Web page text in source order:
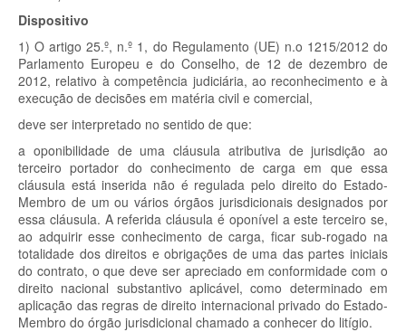
Dispositivo
1) O artigo 25.º, n.º 1, do Regulamento (UE) n.o 1215/2012 do
Parlamento Europeu e do Conselho, de 12 de dezembro de
2012, relativo à competência judiciária, ao reconhecimento e à
execução de decisões em matéria civil e comercial,
deve ser interpretado no sentido de que:
a oponibilidade de uma cláusula atributiva de jurisdição ao
terceiro portador do conhecimento de carga em que essa
cláusula está inserida não é regulada pelo direito do Estado-
Membro de um ou vários órgãos jurisdicionais designados por
essa cláusula. A referida cláusula é oponível a este terceiro se,
ao adquirir esse conhecimento de carga, ficar sub-rogado na
totalidade dos direitos e obrigações de uma das partes iniciais
do contrato, o que deve ser apreciado em conformidade com o
direito nacional substantivo aplicável, como determinado em
aplicação das regras de direito internacional privado do Estado-
Membro do órgão jurisdicional chamado a conhecer do litígio.